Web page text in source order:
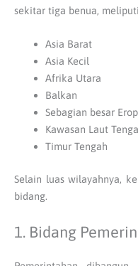
sekitar tiga benua,
Asia Barat
Asia Kecil
Afrika Utara
Balkan
Sebagian besar
Kawasan Laut
Timur Tengah
Selain luas wilayahnya,
bidang.
1. Bidang